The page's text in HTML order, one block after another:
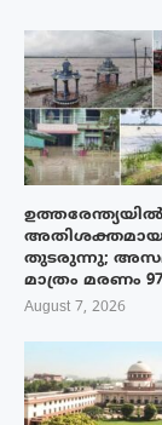
ഉത്തരേന്ത്യയിൽ
അതിശക്തമായ
തുടരുന്നു;
മാത്രം മരണം
August 7, 2026